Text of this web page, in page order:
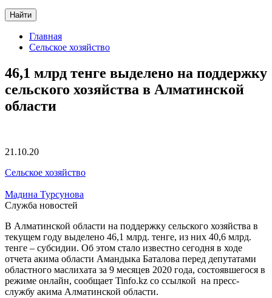
Найти
Главная
Сельское хозяйство
46,1 млрд тенге выделено на поддержку
сельского хозяйства в Алматинской
области
21.10.20
Сельское хозяйство
Мадина Турсунова
Служба новостей
В Алматинской области на поддержку сельского хозяйства в
текущем году выделено 46,1 млрд. тенге, из них 40,6 млрд.
тенге – субсидии. Об этом стало известно сегодня в ходе
отчета акима области Амандыка Баталова перед депутатами
областного маслихата за 9 месяцев 2020 года, состоявшегося в
режиме онлайн, сообщает Tinfo.kz со ссылкой на пресс-
службу акима Алматинской области.